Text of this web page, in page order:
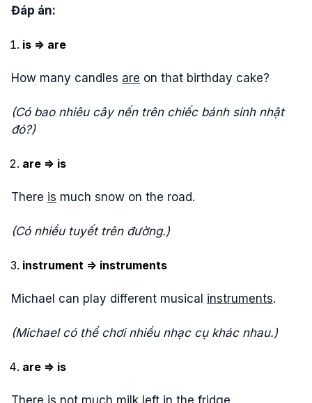
Đáp án:
is => are
How many candles are on that birthday cake?
(Có bao nhiêu cây nến trên chiếc bánh sinh nhật
đó?)
are => is
There is much snow on the road.
(Có nhiều tuyết trên đường.)
instrument => instruments
Michael can play different musical instruments.
(Michael có thể chơi nhiều nhạc cụ khác nhau.)
are => is